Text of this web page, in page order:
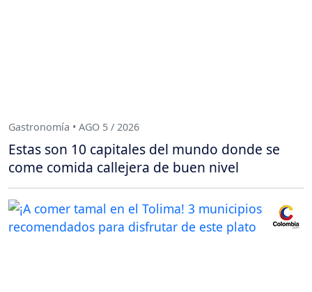
Gastronomía • AGO 5 / 2026
Estas son 10 capitales del mundo donde se
come comida callejera de buen nivel